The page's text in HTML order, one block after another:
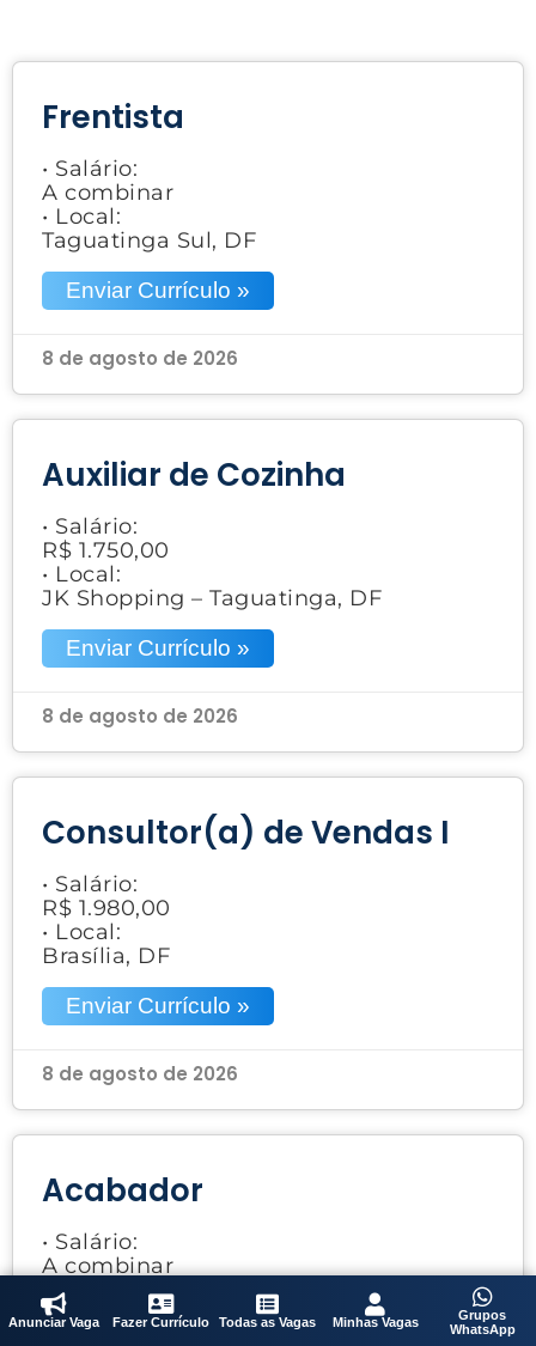
Frentista
• Salário:
A combinar
• Local:
Taguatinga Sul, DF
Enviar Currículo »
8 de agosto de 2026
Auxiliar de Cozinha
• Salário:
R$ 1.750,00
• Local:
JK Shopping – Taguatinga, DF
Enviar Currículo »
8 de agosto de 2026
Consultor(a) de Vendas I
• Salário:
R$ 1.980,00
• Local:
Brasília, DF
Enviar Currículo »
8 de agosto de 2026
Acabador
• Salário:
A combinar
• Local:
Samambaia Sul, DF
Anunciar Vaga Fazer Currículo Todas as Vagas Minhas Vagas
Grupos
WhatsApp